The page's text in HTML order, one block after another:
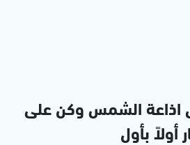
اذاعة الشمس وكن على
أولاً بأول